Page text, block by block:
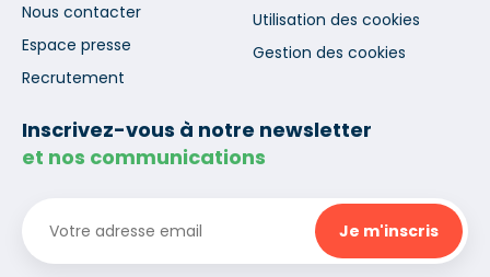
Nous contacter
Espace presse
Recrutement
Utilisation des cookies
Gestion des cookies
Inscrivez-vous à notre newsletter
et nos communications